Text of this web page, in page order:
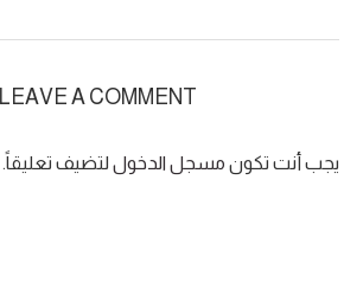
LEAVE A COMMENT
يجب أنت تكون مسجل الدخول لتضيف تعليقاً.